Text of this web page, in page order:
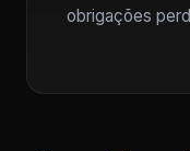
obrigações